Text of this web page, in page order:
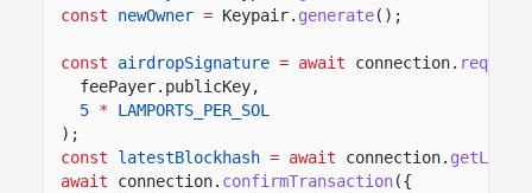
const
newOwner = Keypair. generate();
const airdropSignature = await connection.
feePayer.publicKey,
5 *
LAMPORTS_PER_SOL
);
const
latestBlockhash = await connection.
await
connection. confirmTransaction({